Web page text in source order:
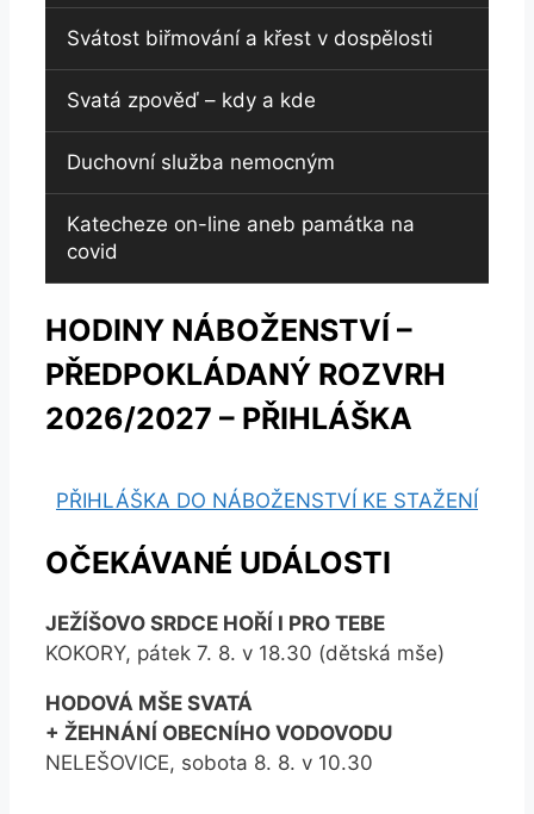
Svátost biřmování a křest v dospělosti
Svatá zpověď – kdy a kde
Duchovní služba nemocným
Katecheze on-line aneb památka na
covid
HODINY NÁBOŽENSTVÍ –
PŘEDPOKLÁDANÝ ROZVRH
2026/2027 – PŘIHLÁŠKA
PŘIHLÁŠKA DO NÁBOŽENSTVÍ KE STAŽENÍ
OČEKÁVANÉ UDÁLOSTI
JEŽÍŠOVO SRDCE HOŘÍ I PRO TEBE
KOKORY, pátek 7. 8. v 18.30 (dětská mše)
HODOVÁ MŠE SVATÁ
+ ŽEHNÁNÍ OBECNÍHO VODOVODU
NELEŠOVICE, sobota 8. 8. v 10.30